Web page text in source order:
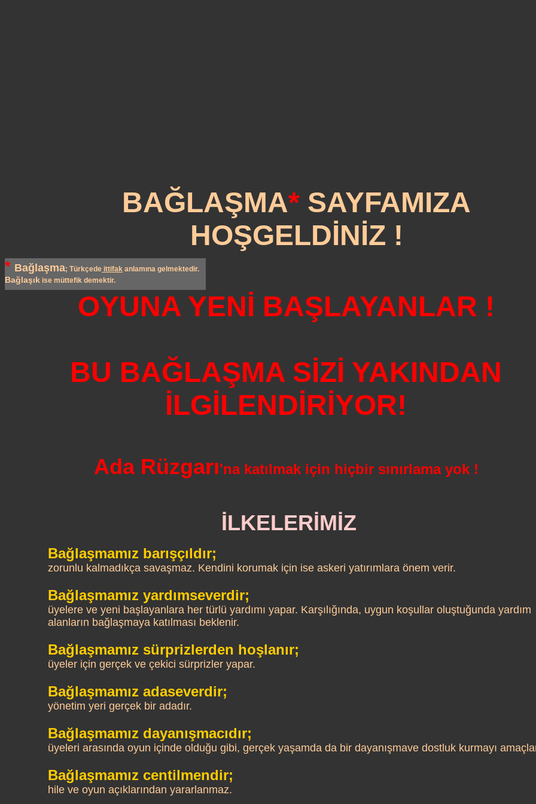
BAĞLAŞMA* SAYFAMIZA
HOŞGELDİNİZ !
* Bağlaşma; Türkçede ittifak anlamına gelmektedir.
Bağlaşık ise müttefik demektir.
Bağlaşmamız barışçıldır;
zorunlu kalmadıkça savaşmaz. Kendini korumak için ise askeri yatırımlara önem verir.
Bağlaşmamız yardımseverdir;
üyelere ve yeni başlayanlara her türlü yardımı yapar. Karşılığında, uygun koşullar oluştuğunda yardım
alanların bağlaşmaya katılması beklenir.
Bağlaşmamız sürprizlerden hoşlanır;
üyeler için gerçek ve çekici sürprizler yapar.
Bağlaşmamız adaseverdir;
yönetim yeri gerçek bir adadır.
Bağlaşmamız dayanışmacıdır;
üyeleri arasında oyun içinde olduğu gibi, gerçek yaşamda da bir dayanışmave dostluk kurmayı
Bağlaşmamız centilmendir;
hile ve oyun açıklarından yararlanmaz.
İLKELERİMİZ
OYUNA YENİ BAŞLAYANLAR !
BU BAĞLAŞMA SİZİ YAKINDAN
İLGİLENDİRİYOR!
Ada Rüzgarı'na katılmak için hiçbir sınırlama yok !